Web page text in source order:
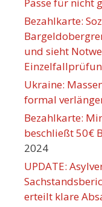
Pässe für nicht
Bezahlkarte:
und sieht
Ukraine:
formal
Bezahlkarte:
beschließt 50€
2024
UPDATE:
erteilt klare